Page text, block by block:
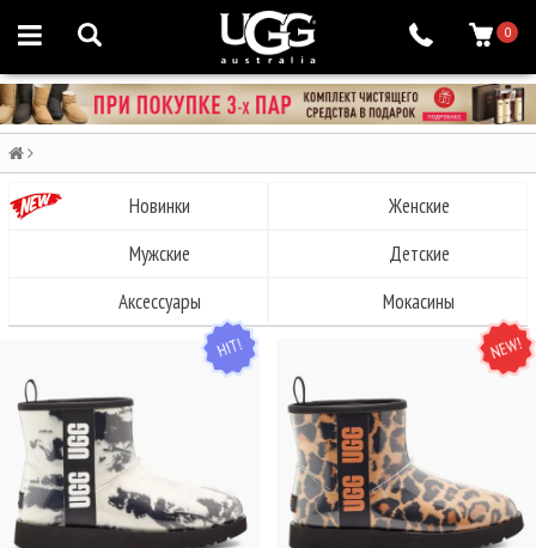
0
Новинки
Женские
Мужские
Детские
Аксессуары
Мокасины
HIT NEW